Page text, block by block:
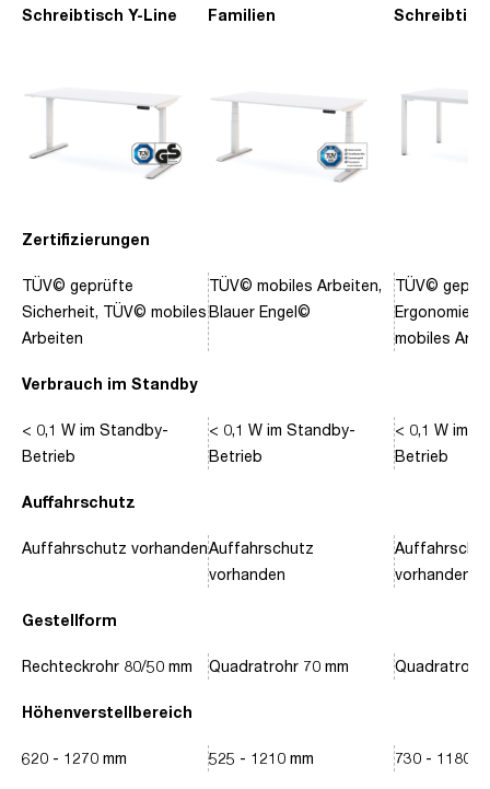
Zertifizierungen
Verbrauch im Standby
Auffahrschutz
Gestellform
Höhenverstellbereich
Schreibtisch Y-Line
TÜV© geprüfte
Sicherheit, TÜV© mobiles
Arbeiten
< 0,1 W im Standby-
Betrieb
Auffahrschutz vorhanden
Rechteckrohr 80/50 mm
620 - 1270 mm
Familien
TÜV© mobiles Arbeiten,
Blauer Engel©
< 0,1 W im Standby-
Betrieb
Auffahrschutz
vorhanden
Quadratrohr 70 mm
525 - 1210 mm
TÜV©
Ergonomie,
mobiles
< 0,1 W im
Betrieb
vorhanden
Quadratrohr
730 - 1180